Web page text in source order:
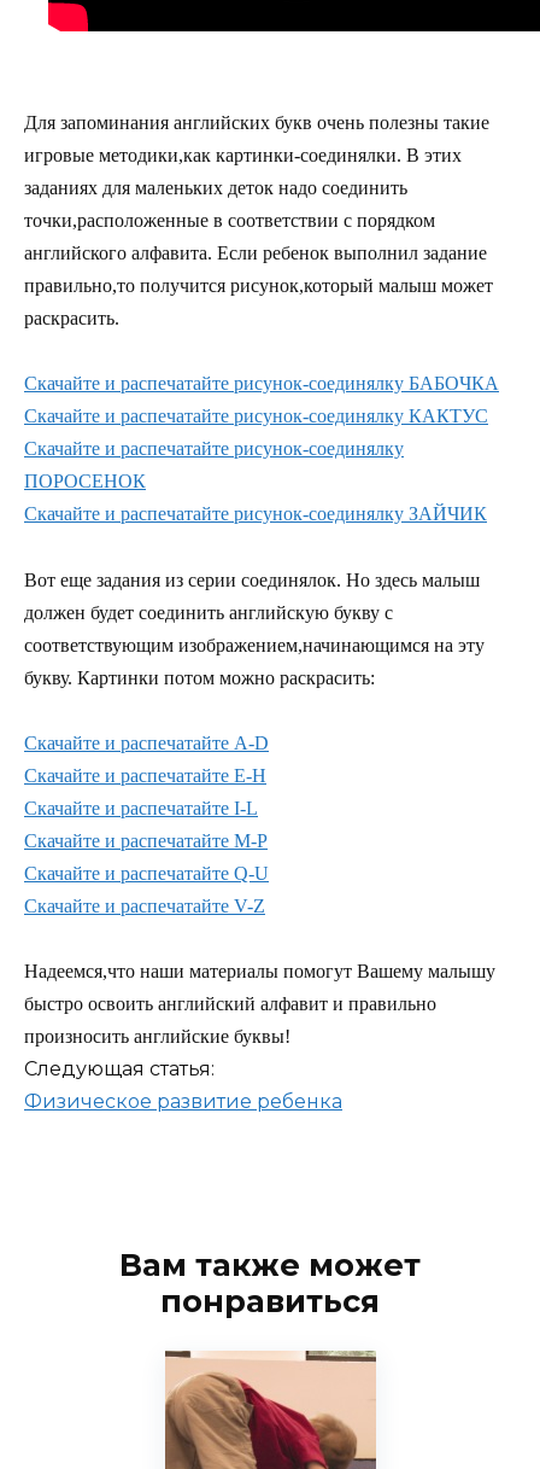
Для запоминания английских букв очень полезны такие
игровые методики,как картинки-соединялки. В этих
заданиях для маленьких деток надо соединить
точки,расположенные в соответствии с порядком
английского алфавита. Если ребенок выполнил задание
правильно,то получится рисунок,который малыш может
раскрасить.
Скачайте и распечатайте рисунок-соединялку БАБОЧКА
Скачайте и распечатайте рисунок-соединялку КАКТУС
Скачайте и распечатайте рисунок-соединялку
ПОРОСЕНОК
Скачайте и распечатайте рисунок-соединялку ЗАЙЧИК
Вот еще задания из серии соединялок. Но здесь малыш
должен будет соединить английскую букву с
соответствующим изображением,начинающимся на эту
букву. Картинки потом можно раскрасить:
Скачайте и распечатайте A-D
Скачайте и распечатайте E-H
Скачайте и распечатайте I-L
Скачайте и распечатайте M-P
Скачайте и распечатайте Q-U
Скачайте и распечатайте V-Z
Надеемся,что наши материалы помогут Вашему малышу
быстро освоить английский алфавит и правильно
произносить английские буквы!
Следующая статья:
Физическое развитие ребенка
Вам также может
понравиться